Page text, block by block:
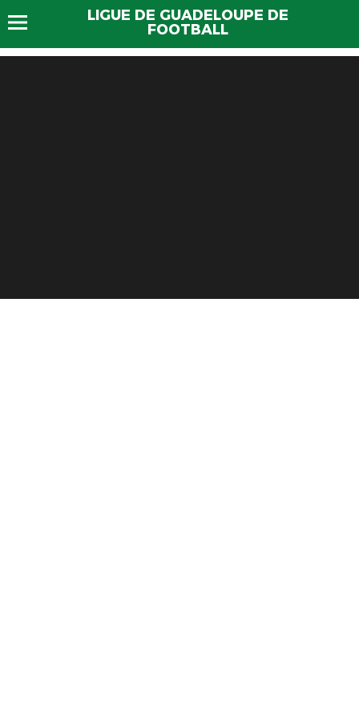
LIGUE DE GUADELOUPE DE
FOOTBALL